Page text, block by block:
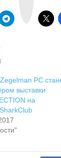
PC
выставки
на